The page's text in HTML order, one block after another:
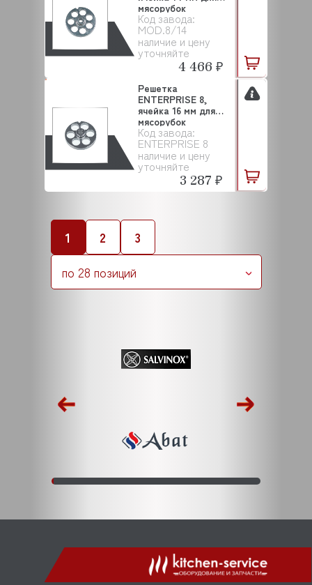
Код завода:
MOD.8/14
наличие и цену
уточняйте
мясорубок
SALVINOX
4 466 ₽
Код завода:
ENTERPRISE 8
наличие и цену
уточняйте
Решетка
ENTERPRISE 8,
ячейка 16 мм для
мясорубок
SALVINOX
3 287 ₽
1 2
3
по 28 позиций